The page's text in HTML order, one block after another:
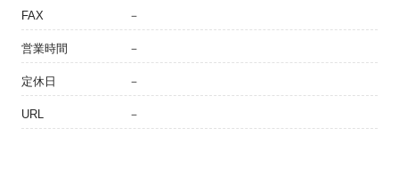
FAX －
営業時間 －
定休日 －
URL －